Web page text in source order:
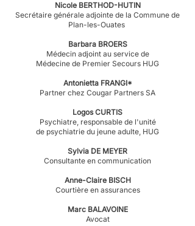
Nicole BERTHOD-HUTIN
Secrétaire générale adjointe de la Commune de
Plan-les-Ouates
Barbara BROERS
Médecin adjoint au service de
Médecine de Premier Secours HUG
Antonietta FRANGI*
Partner chez Cougar Partners SA
Logos CURTIS
Psychiatre, responsable de l'unité
de psychiatrie du jeune adulte, HUG
Sylvia DE MEYER
Consultante en communication
Anne-Claire BISCH
Courtière en assurances
Marc BALAVOINE
Avocat